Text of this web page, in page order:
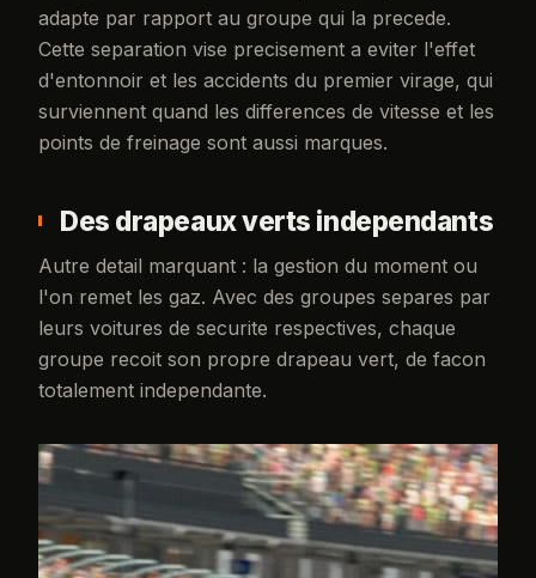
adapte par rapport au groupe qui la precede.
Cette separation vise precisement a eviter l'effet
d'entonnoir et les accidents du premier virage, qui
surviennent quand les differences de vitesse et les
points de freinage sont aussi marques.
Des drapeaux verts independants
Autre detail marquant : la gestion du moment ou
l'on remet les gaz. Avec des groupes separes par
leurs voitures de securite respectives, chaque
groupe recoit son propre drapeau vert, de facon
totalement independante.